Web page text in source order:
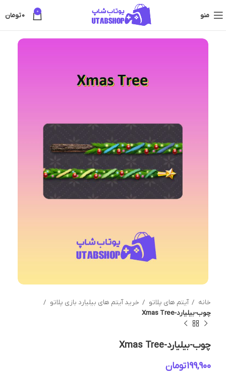
منو 0
0تومان
خانه آیتم های پلاتو
خرید آیتم های بیلیارد بازی پلاتو
چوب-بیلیارد-Xmas Tree
چوب-بیلیارد-Xmas Tree
تومان